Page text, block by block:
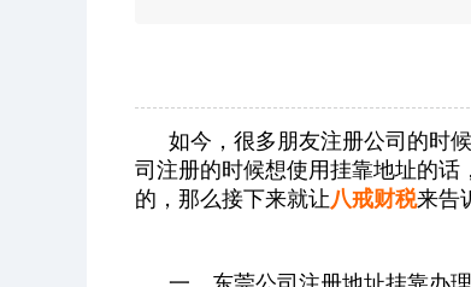
如今，很多朋友注册公司的时
司注册的时候想使用挂靠地址的话
的，那么接下来就让八戒财税来告